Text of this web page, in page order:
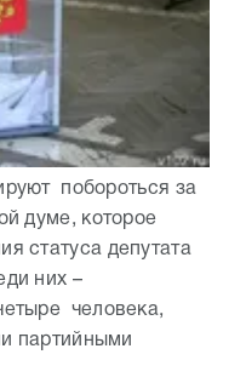
побороться за
думе, которое
статуса депутата
них –
человека,
партийными